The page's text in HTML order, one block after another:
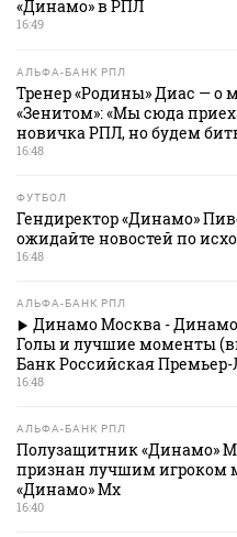
«Динамо» в РПЛ
16:49
АЛЬФА-БАНК РПЛ
Тренер «Родины» Диас — о
«Зенитом»: «Мы сюда
новичка РПЛ, но будем
16:48
ФУТБОЛ
Гендиректор «Динамо»
ожидайте новостей по
16:48
АЛЬФА-БАНК РПЛ
Динамо Москва -
Голы и лучшие моменты
Банк Российская Премьер-
16:48
АЛЬФА-БАНК РПЛ
Полузащитник «Динамо»
признан лучшим игроком
«Динамо» Мх
16:40